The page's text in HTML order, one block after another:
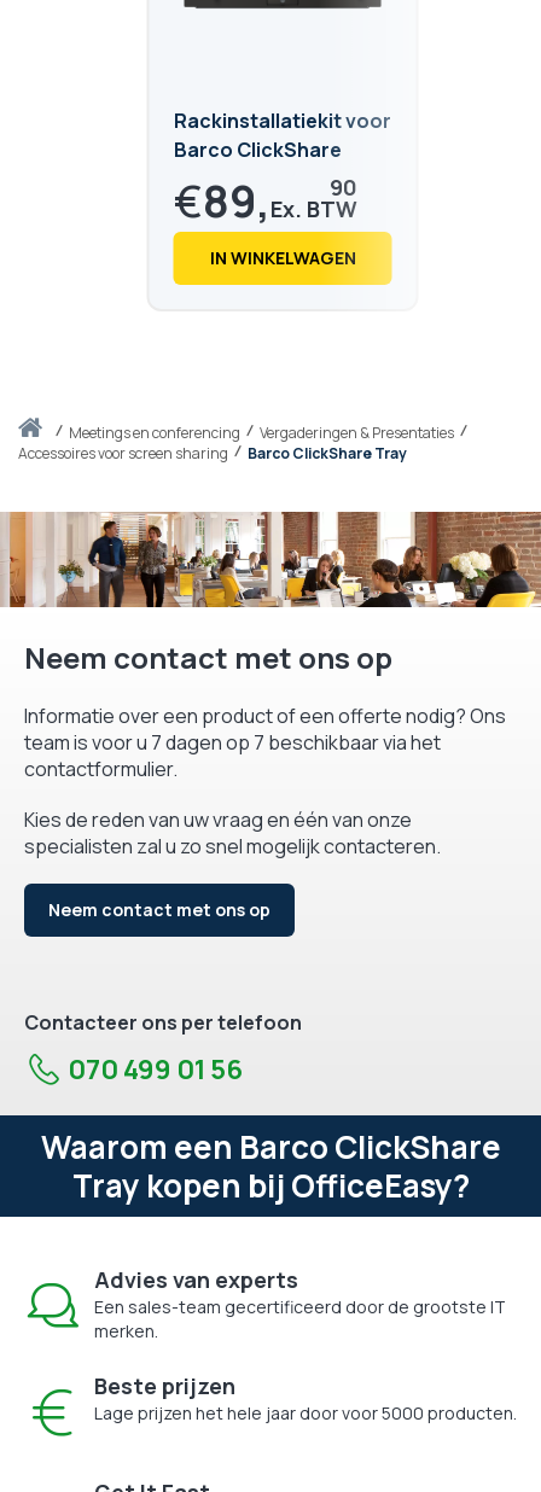
Thuismeetings en conferencing
Vergaderingen & Presentaties
Accessoires voor screen sharing
Barco ClickShare Tray
Rackinstallatiekit voor
Barco ClickShare
€89, 90
€ 108,
IN WINKELWAGEN
Neem contact met ons op
Informatie over een product of een offerte nodig? Ons
team is voor u 7 dagen op 7 beschikbaar via het
contactformulier.
Kies de reden van uw vraag en één van onze
specialisten zal u zo snel mogelijk contacteren.
Neem contact met ons op
Contacteer ons per telefoon
070 499 01 56
Waarom een Barco ClickShare
Tray kopen bij OfficeEasy?
Advies van experts
Een sales-team gecertificeerd door de grootste IT
merken.
Beste prijzen
Lage prijzen het hele jaar door voor 5000 producten.